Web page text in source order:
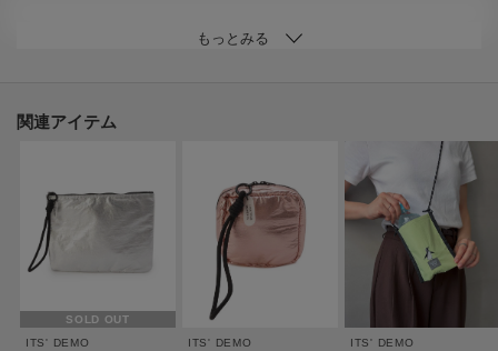
【気になる商品はお気に入り登録がおすすめ】
気になったアイテムの詳細ページのハートマークをクリックしてお気に入り
アイテムを追加！
◇再入荷やラスト1点、セールの通知をお知らせ
◇マイページでお気に入り一覧をチェック
● ● ● ● ● ● ● ●
関連アイテム
SOLD OUT
ITS' DEMO
ITS' DEMO
ITS' DEMO